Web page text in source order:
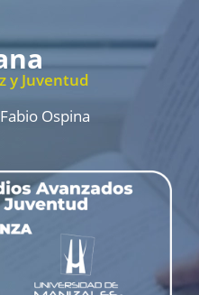
y Juventud
Ospina